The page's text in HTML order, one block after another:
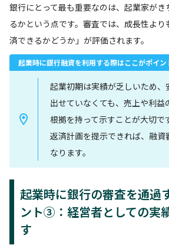
銀行にとって最も重要なのは、起業家がき
るかという点です。審査では、成長性よ
済できるかどうか」が評価されます。
起業時に銀行融資を利用する際はここがポイン
起業初期は実績が乏しいため、
出せていなくても、売上や利益
根拠を持って示すことが大切で
返済計画を提示できれば、融資
なります。
起業時に銀行の審査を通過
ント③：経営者としての実
す